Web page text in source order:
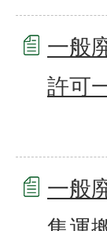
一般
許可
一般